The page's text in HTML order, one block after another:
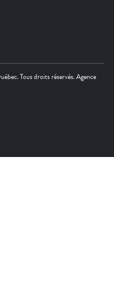
Tous droits réservés. Agence